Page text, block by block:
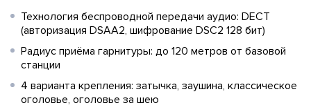
Технология беспроводной передачи аудио: DECT
(авторизация DSAA2, шифрование DSC2 128 бит)
Радиус приёма гарнитуры: до 120 метров от базовой
станции
4 варианта крепления: затычка, заушина, классическое
оголовье, оголовье за шею